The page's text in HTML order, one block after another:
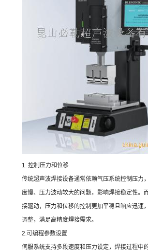
1. 控制压力和位移
传统超声波焊接设备通常依赖气压系统控制压力
度慢、压力波动较大的问题，影响焊接稳定性。
接驱动，压力和位移的控制更加平稳且响应迅速
调整，满足高精度焊接需求。
2.可编程参数设置
伺服系统支持多段速度和压力设定，焊接过程中